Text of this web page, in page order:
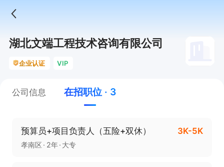
湖北文端工程技术咨询有限公司
企业认证 VIP
公司信息 在招职位 · 3
预算员+项目负责人（五险+双休） 3K-5K
孝南区 2年 大专